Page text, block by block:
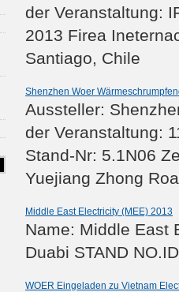
der Veranstaltung:
2013 Firea
Santiago, Chile
Shenzhen Woer
Aussteller:
der Veranstaltung:
Stand-Nr: 5.1N06
Yuejiang Zhong
Middle East Electricity (MEE) 2013
Name: Middle East
Duabi STAND
WOER Eingeladen zu Vietnam